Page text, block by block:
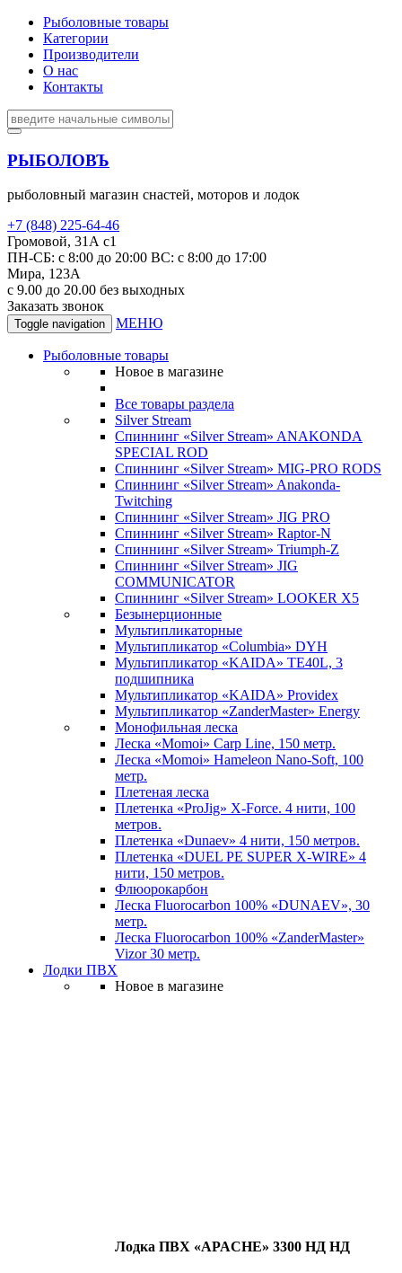
Рыболовные товары
Категории
Производители
О нас
Контакты
РЫБОЛОВЪ
рыболовный магазин снастей, моторов и лодок
+7 (848) 225-64-46
Громовой, 31А с1
ПН-СБ: с 8:00 до 20:00 ВС: с 8:00 до 17:00
Мира, 123А
с 9.00 до 20.00 без выходных
Заказать звонок
Toggle navigation МЕНЮ
Рыболовные товары
Новое в магазине
Все товары раздела
Silver Stream
Спиннинг «Silver Stream» ANAKONDA
SPECIAL ROD
Спиннинг «Silver Stream» MIG-PRO RODS
Спиннинг «Silver Stream» Anakonda-
Twitching
Спиннинг «Silver Stream» JIG PRO
Спиннинг «Silver Stream» Raptor-N
Спиннинг «Silver Stream» Triumph-Z
Спиннинг «Silver Stream» JIG
COMMUNICATOR
Спиннинг «Silver Stream» LOOKER X5
Безынерционные
Мультипликаторные
Мультипликатор «Columbia» DYH
Мультипликатор «KAIDA» TE40L, 3
подшипника
Мультипликатор «KAIDA» Providex
Мультипликатор «ZanderMaster» Energy
Монофильная леска
Леска «Momoi» Carp Line, 150 метр.
Леска «Momoi» Hameleon Nano-Soft, 100
метр.
Плетеная леска
Плетенка «ProJig» X-Force. 4 нити, 100
метров.
Плетенка «Dunaev» 4 нити, 150 метров.
Плетенка «DUEL PE SUPER X-WIRE» 4
нити, 150 метров.
Флюорокарбон
Леска Fluorocarbon 100% «DUNAEV», 30
метр.
Леска Fluorocarbon 100% «ZanderMaster»
Vizor 30 метр.
Лодки ПВХ
Новое в магазине
Лодка ПВХ «APACHE» 3300 НД НД